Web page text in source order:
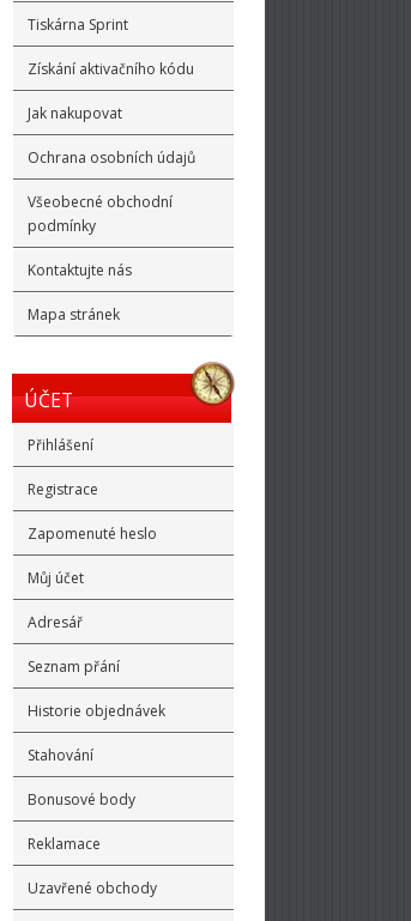
Tiskárna Sprint
Získání aktivačního kódu
Jak nakupovat
Ochrana osobních údajů
Všeobecné obchodní
podmínky
Kontaktujte nás
Mapa stránek
ÚČET
Přihlášení
Registrace
Zapomenuté heslo
Můj účet
Adresář
Seznam přání
Historie objednávek
Stahování
Bonusové body
Reklamace
Uzavřené obchody